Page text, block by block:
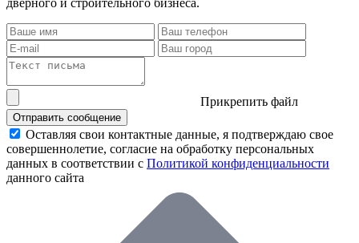
дверного и строительного бизнеса.
Прикрепить файл
Отправить сообщение
Оставляя свои контактные данные, я подтверждаю свое
совершеннолетие, согласие на обработку персональных
данных в соответствии с Политикой конфиденциальности
данного сайта